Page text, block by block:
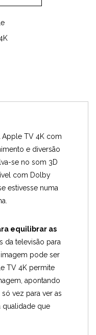
Apple TV 4K com
e diversão
se no som 3D
com Dolby
estivesse numa
equilibrar as
da televisão para
pode ser
TV 4K permite
apontando
vez para ver as
qualidade que